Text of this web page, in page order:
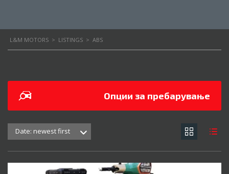
L&M MOTORS > LISTINGS > ABS
Опции за пребарување
Date: newest first